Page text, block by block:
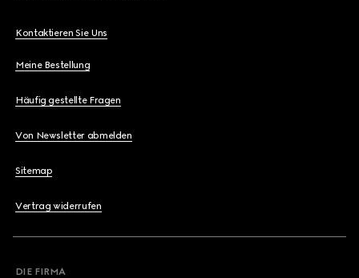
Kontaktieren Sie Uns
Meine Bestellung
Häufig gestellte Fragen
Von Newsletter abmelden
Sitemap
Vertrag widerrufen
DIE FIRMA